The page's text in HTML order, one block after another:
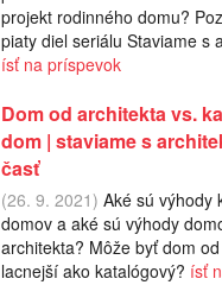
projekt rodinného domu?
piaty diel seriálu Staviame s
ísť na príspevok
Dom od architekta vs.
dom | staviame s
časť
(26. 9. 2021) Aké sú výhody
domov a aké sú výhody
architekta? Môže byť dom
lacnejší ako katalógový? ísť